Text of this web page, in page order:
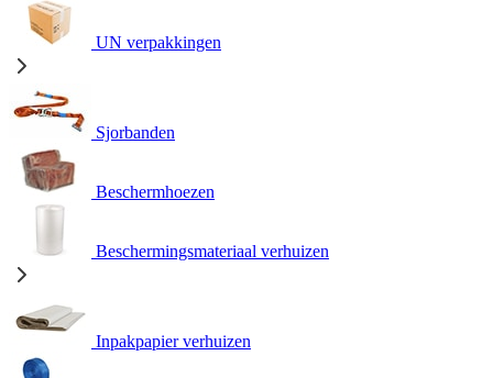
UN verpakkingen
Sjorbanden
Beschermhoezen
Beschermingsmateriaal verhuizen
Inpakpapier verhuizen